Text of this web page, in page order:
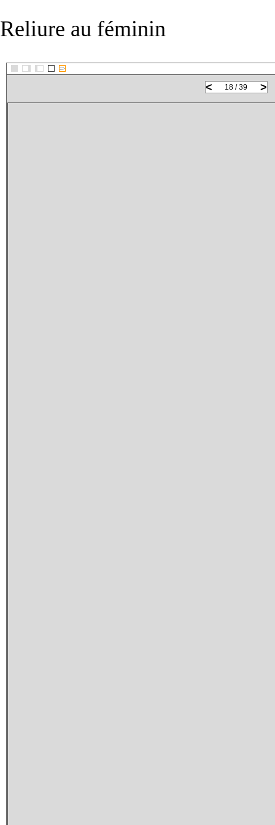
Reliure au féminin
::>
< >
18 / 39